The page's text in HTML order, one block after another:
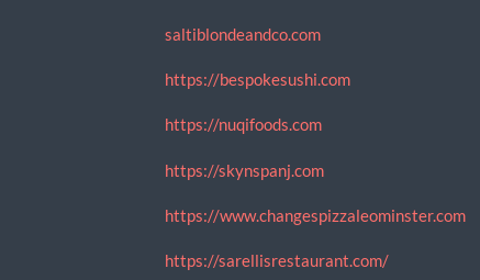
saltiblondeandco.com
https://bespokesushi.com
https://nuqifoods.com
https://skynspanj.com
https://www.changespizzaleominster.com
https://sarellisrestaurant.com/